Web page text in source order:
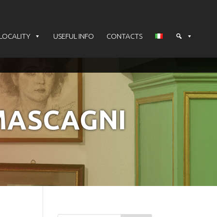
USEFUL INFO CONTACTS